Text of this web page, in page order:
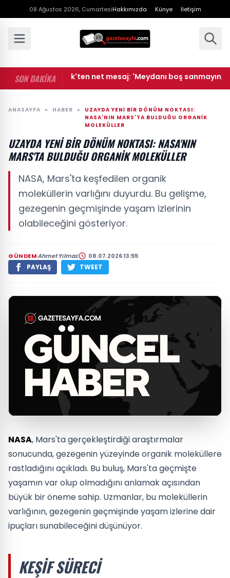
08 Ağustos 2026, CumartesiHakkımızda Künye İletişim
SON DAKİKA
• Bakan Gürlek'ten net mesaj: 'Meydanı boş sanmayın,
ANASAYFA » HABER »
UZAYDA YENI BIR DÖNÜM NOKTASI:
NASA'NIN MARS'TA BULDUĞU ORGANIK
MOLEKÜLLER
UZAYDA YENI BIR DÖNÜM NOKTASI: NASA'NIN
MARS'TA BULDUĞU ORGANIK MOLEKÜLLER
NASA, Mars'ta keşfedilen organik
moleküllerin varlığını duyurdu. Bu gelişme,
gezegenin geçmişinde yaşam izlerinin
olabileceğini gösteriyor.
GÜNDEMAhmet Yılmaz 08.07.2026 13:55
PAYLAŞ TWEET
NASA, Mars'ta gerçekleştirdiği araştırmalar
sonucunda, gezegenin yüzeyinde organik moleküllere
rastladığını açıkladı. Bu buluş, Mars'ta geçmişte
yaşamın var olup olmadığını anlamak açısından
büyük bir öneme sahip. Uzmanlar, bu moleküllerin
varlığının, gezegenin geçmişinde yaşam izlerine dair
ipuçları sunabileceğini düşünüyor.
KEŞIF SÜRECI